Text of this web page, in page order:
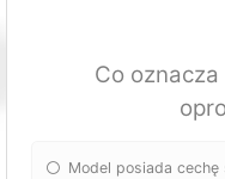
Co
Model posiada cechę